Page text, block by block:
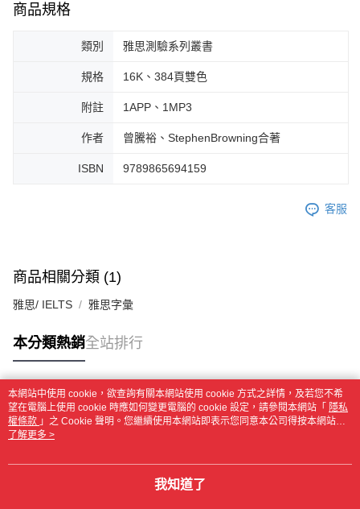
商品規格
類別 雅思測驗系列叢書
規格 16K、384頁雙色
附註 1APP、1MP3
作者 曾騰裕、StephenBrowning合著
ISBN 9789865694159
客服
商品相關分類 (1)
雅思/ IELTS 雅思字彙
本分類熱銷全站排行
熱門標籤
本網站中使用 cookie，欲查詢有關本網站使用 cookie 方式之詳情，及若您不希
望在電腦上使用 cookie 時應如何變更電腦的 cookie 設定，請參閱本網站「 隱私
權條款 」之 Cookie 聲明。您繼續使用本網站即表示您同意本公司得按本網站使
用條款之 Cookie 聲明使用 cookie。
了解更多 >
我知道了